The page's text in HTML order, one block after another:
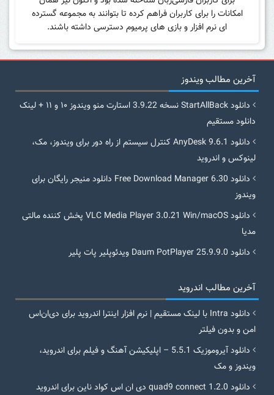
امکانات را برای کاربران فراهم کرده تا بتوانند به مجموعه گسترده
ای نرم افزار و بازی های پرمیوم دسترسی داشته باشند.
آخرین مطالب ویندوز
دانلود StartAllBack نسخه 3.9.22 استارت منو ویندوز ۱۰ و ۱۱ + لینک
دانلود مستقیم
دانلود AnyDesk 9.6.1 کنترل سیستم از راه دور برای ویندوز، مک،
لینوکس و اندروید
دانلود Free Download Manager 6.30 دانلود منیجر رایگان برای
ویندوز
دانلود VLC Media Player 3.0.21 Win/macOS پخش کننده مالتی
مدیا
دانلود Daum PotPlayer 25.9.9.0 ویدئوپلیر پات پلیر
آخرین مطالب اندروید
دانلود Intra با لینک مستقیم | نرم افزار اینترا اندروید برای دی‌ان‌اس
امن و بدون فیلتر
دانلود آیروموزیک 5.5.1 – اپلیکیشن آهنگ و فیلم برای اندروید،
ویندوز و مک
دانلود quad9 connect 1.2.0 دی ان اس کواد ناین برای اندروید